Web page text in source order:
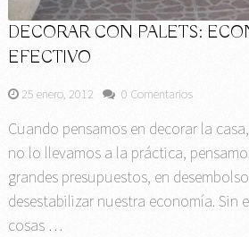
DECORAR CON PALETS:
EFECTIVO
25 enero, 2012 0 Comentarios
Cuando pensamos en decorar la
no lo llevamos a la práctica,
grandes presupuestos, en
desestabilizar nuestra economía. Sin
cosas …